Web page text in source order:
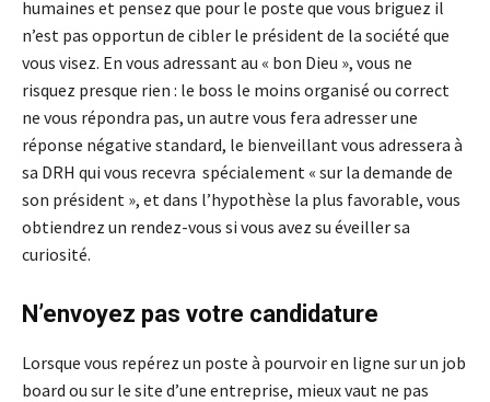
humaines et pensez que pour le poste que vous briguez il
n’est pas opportun de cibler le président de la société que
vous visez. En vous adressant au « bon Dieu », vous ne
risquez presque rien : le boss le moins organisé ou correct
ne vous répondra pas, un autre vous fera adresser une
réponse négative standard, le bienveillant vous adressera à
sa DRH qui vous recevra spécialement « sur la demande de
son président », et dans l’hypothèse la plus favorable, vous
obtiendrez un rendez-vous si vous avez su éveiller sa
curiosité.
N’envoyez pas votre candidature
Lorsque vous repérez un poste à pourvoir en ligne sur un job
board ou sur le site d’une entreprise, mieux vaut ne pas